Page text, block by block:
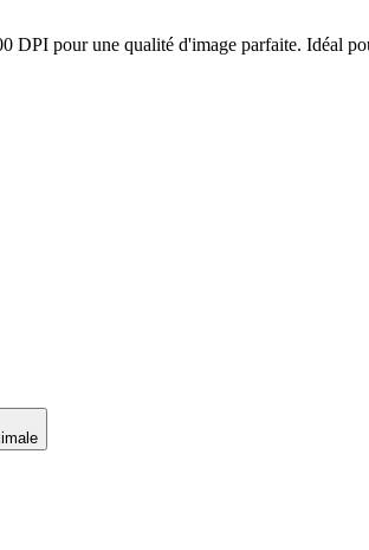
pour une qualité d'image parfaite. Idéal